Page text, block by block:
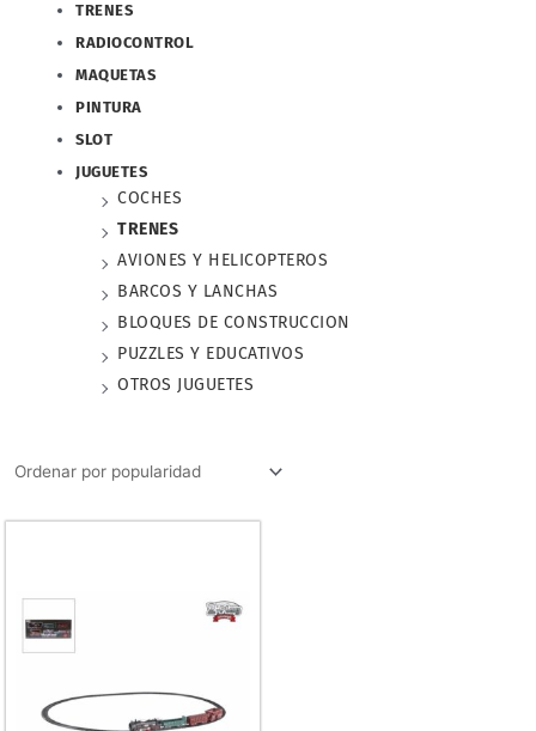
TRENES
RADIOCONTROL
MAQUETAS
PINTURA
SLOT
JUGUETES
COCHES
TRENES
AVIONES Y HELICOPTEROS
BARCOS Y LANCHAS
BLOQUES DE CONSTRUCCION
PUZZLES Y EDUCATIVOS
OTROS JUGUETES